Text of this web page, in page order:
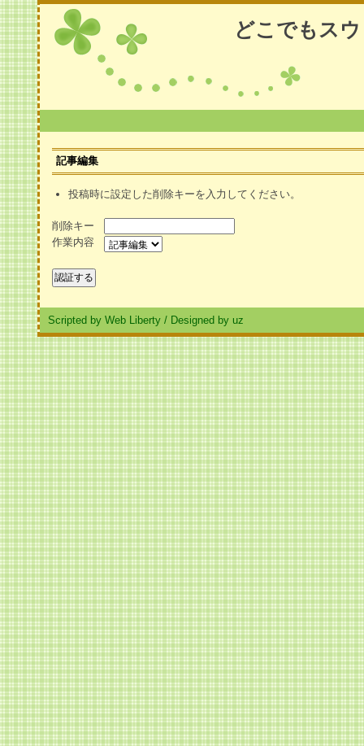
どこでもス
記事編集
投稿時に設定した削除キーを入力してください。
削除キー
作業内容
Scripted by Web Liberty / Designed by uz